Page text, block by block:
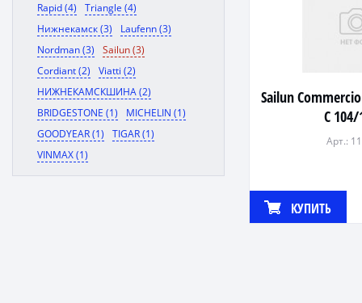
Rapid (4)
Triangle (4)
Нижнекамск (3)
Laufenn (3)
Nordman (3)
Sailun (3)
Cordiant (2)
Viatti (2)
НИЖНЕКАМСКШИНА (2)
BRIDGESTONE (1)
MICHELIN (1)
GOODYEAR (1)
TIGAR (1)
VINMAX (1)
Sailun
C 104/
Арт.:
КУПИТЬ